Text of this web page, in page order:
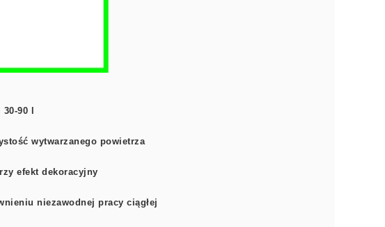
90 l
wytwarzanego powietrza
efekt dekoracyjny
niezawodnej pracy ciągłej